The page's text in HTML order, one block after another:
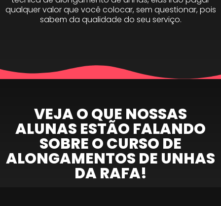
qualquer valor que você colocar, sem questionar, pois
sabem da qualidade do seu serviço.
VEJA O QUE NOSSAS
ALUNAS ESTÃO FALANDO
SOBRE O CURSO DE
ALONGAMENTOS DE UNHAS
DA RAFA!